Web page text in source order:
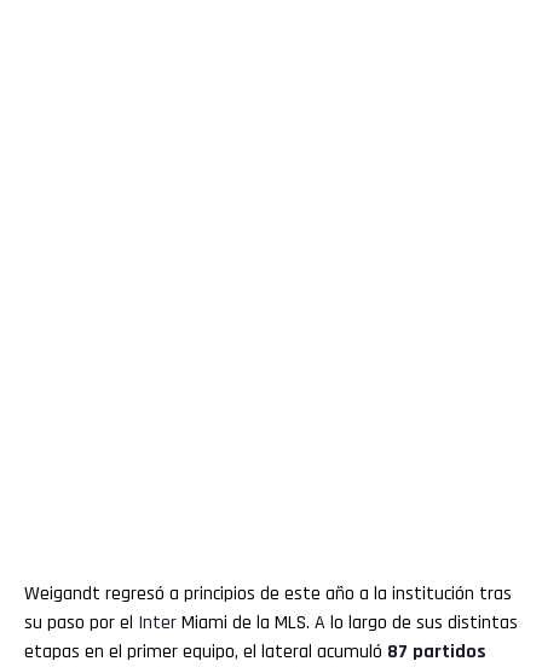
Weigandt regresó a principios de este año a la institución tras
su paso por el InterMiami de la MLS. A lo largo de sus distintas
etapas en el primer equipo, el lateral acumuló 87 partidos